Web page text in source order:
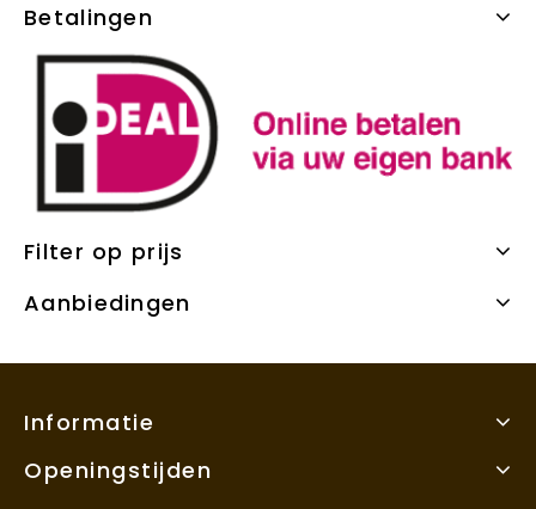
Betalingen
Filter op prijs
Aanbiedingen
Informatie
Openingstijden